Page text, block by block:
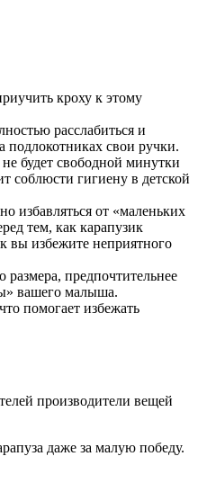
кроху к этому
расслабиться и
подлокотниках свои ручки.
будет свободной минутки
соблюсти гигиену в детской
избавляться от «маленьких
тем, как карапузик
вы избежите неприятного
предпочтительнее
вашего малыша.
помогает избежать
производители вещей
даже за малую победу.